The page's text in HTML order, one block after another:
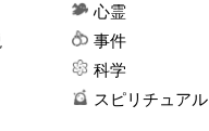
心霊
事件
科学
スピリチュアル